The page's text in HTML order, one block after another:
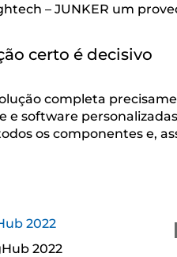
– JUNKER um
certo é decisivo
completa
software
os componentes e,
2022